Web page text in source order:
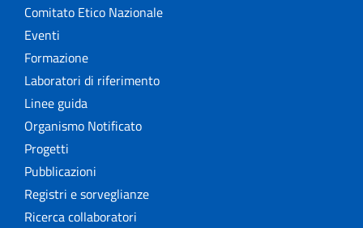
Comitato Etico Nazionale
Eventi
Formazione
Laboratori di riferimento
Linee guida
Organismo Notificato
Progetti
Pubblicazioni
Registri e sorveglianze
Ricerca collaboratori